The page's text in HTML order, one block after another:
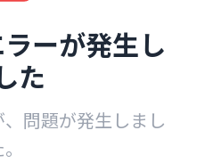
ーが発生し
た
問題が発生しまし